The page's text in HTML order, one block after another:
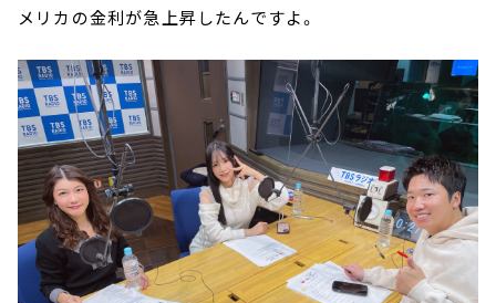
メリカの金利が急上昇したんですよ。